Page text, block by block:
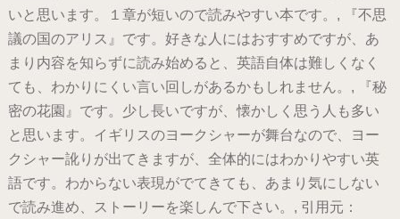
いと思います。１章が短いので読みやすい本です。, 『不思
議の国のアリス』です。好きな人にはおすすめですが、あ
まり内容を知らずに読み始めると、英語自体は難しくなく
ても、わかりにくい言い回しがあるかもしれません。, 『秘
密の花園』です。少し長いですが、懐かしく思う人も多い
と思います。イギリスのヨークシャーが舞台なので、ヨー
クシャー訛りが出てきますが、全体的にはわかりやすい英
語です。わからない表現がでてきても、あまり気にしない
で読み進め、ストーリーを楽しんで下さい。, 引用元：